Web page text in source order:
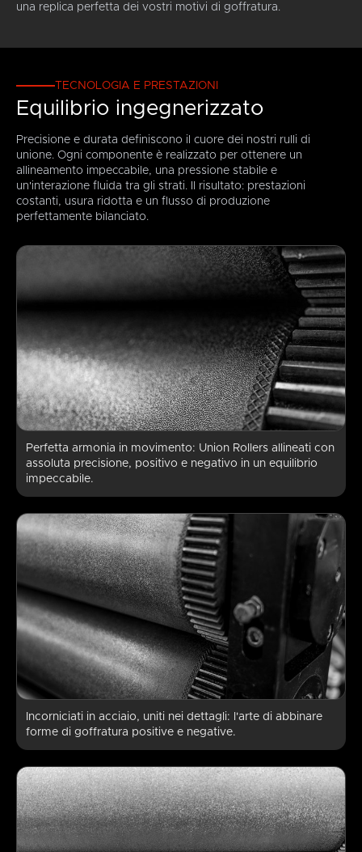
una replica perfetta dei vostri motivi di goffratura.
TECNOLOGIA E PRESTAZIONI
Equilibrio ingegnerizzato
Precisione e durata definiscono il cuore dei nostri rulli di
unione. Ogni componente è realizzato per ottenere un
allineamento impeccabile, una pressione stabile e
un'interazione fluida tra gli strati. Il risultato: prestazioni
costanti, usura ridotta e un flusso di produzione
perfettamente bilanciato.
Perfetta armonia in movimento: Union Rollers allineati con
assoluta precisione, positivo e negativo in un equilibrio
impeccabile.
Incorniciati in acciaio, uniti nei dettagli: l'arte di abbinare
forme di goffratura positive e negative.